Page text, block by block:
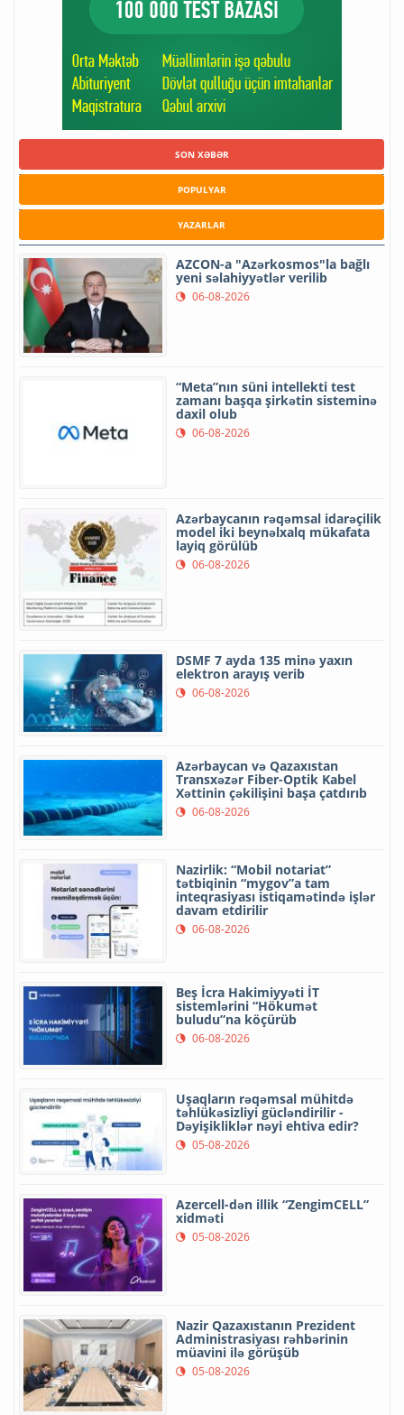
SON XƏBƏR
POPULYAR
YAZARLAR
AZCON-a "Azərkosmos"la bağlı
yeni səlahiyyətlər verilib
06-08-2026
“Meta”nın süni intellekti test
zamanı başqa şirkətin sisteminə
daxil olub
06-08-2026
Azərbaycanın rəqəmsal idarəçilik
model iki beynəlxalq mükafata
layiq görülüb
06-08-2026
DSMF 7 ayda 135 minə yaxın
elektron arayış verib
06-08-2026
Azərbaycan və Qazaxıstan
Transxəzər Fiber-Optik Kabel
Xəttinin çəkilişini başa çatdırıb
06-08-2026
Nazirlik: “Mobil notariat”
tətbiqinin “mygov”a tam
inteqrasiyası istiqamətində işlər
davam etdirilir
06-08-2026
Beş İcra Hakimiyyəti İT
sistemlərini “Hökumət
buludu”na köçürüb
06-08-2026
Uşaqların rəqəmsal mühitdə
təhlükəsizliyi gücləndirilir -
Dəyişikliklər nəyi ehtiva edir?
05-08-2026
Azercell-dən illik “ZengimCELL”
xidməti
05-08-2026
Nazir Qazaxıstanın Prezident
Administrasiyası rəhbərinin
müavini ilə görüşüb
05-08-2026